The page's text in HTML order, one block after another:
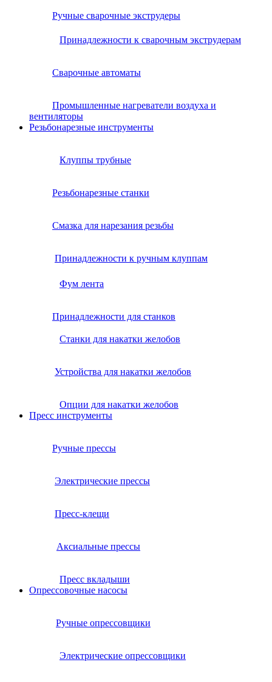
Ручные сварочные экструдеры
Принадлежности к сварочным экструдерам
Сварочные автоматы
Промышленные нагреватели воздуха и
вентиляторы
Резьбонарезные инструменты
Клуппы трубные
Резьбонарезные станки
Смазка для нарезания резьбы
Принадлежности к ручным клуппам
Фум лента
Принадлежности для станков
Станки для накатки желобов
Устройства для накатки желобов
Опции для накатки желобов
Пресс инструменты
Ручные прессы
Электрические прессы
Пресс-клещи
Аксиальные прессы
Пресс вкладыши
Опрессовочные насосы
Ручные опрессовщики
Электрические опрессовщики